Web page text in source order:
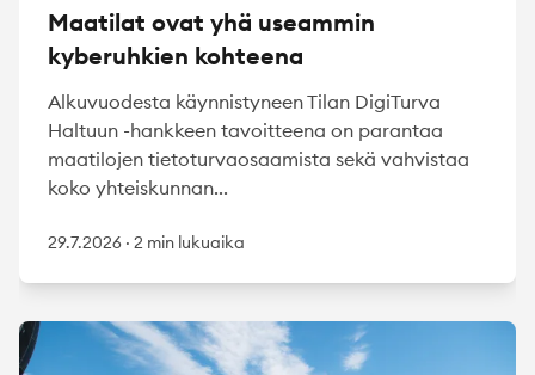
Maatilat ovat yhä useammin
kyberuhkien kohteena
Alkuvuodesta käynnistyneen Tilan DigiTurva
Haltuun -hankkeen tavoitteena on parantaa
maatilojen tietoturvaosaamista sekä vahvistaa
koko yhteiskunnan...
29.7.2026 · 2 min lukuaika